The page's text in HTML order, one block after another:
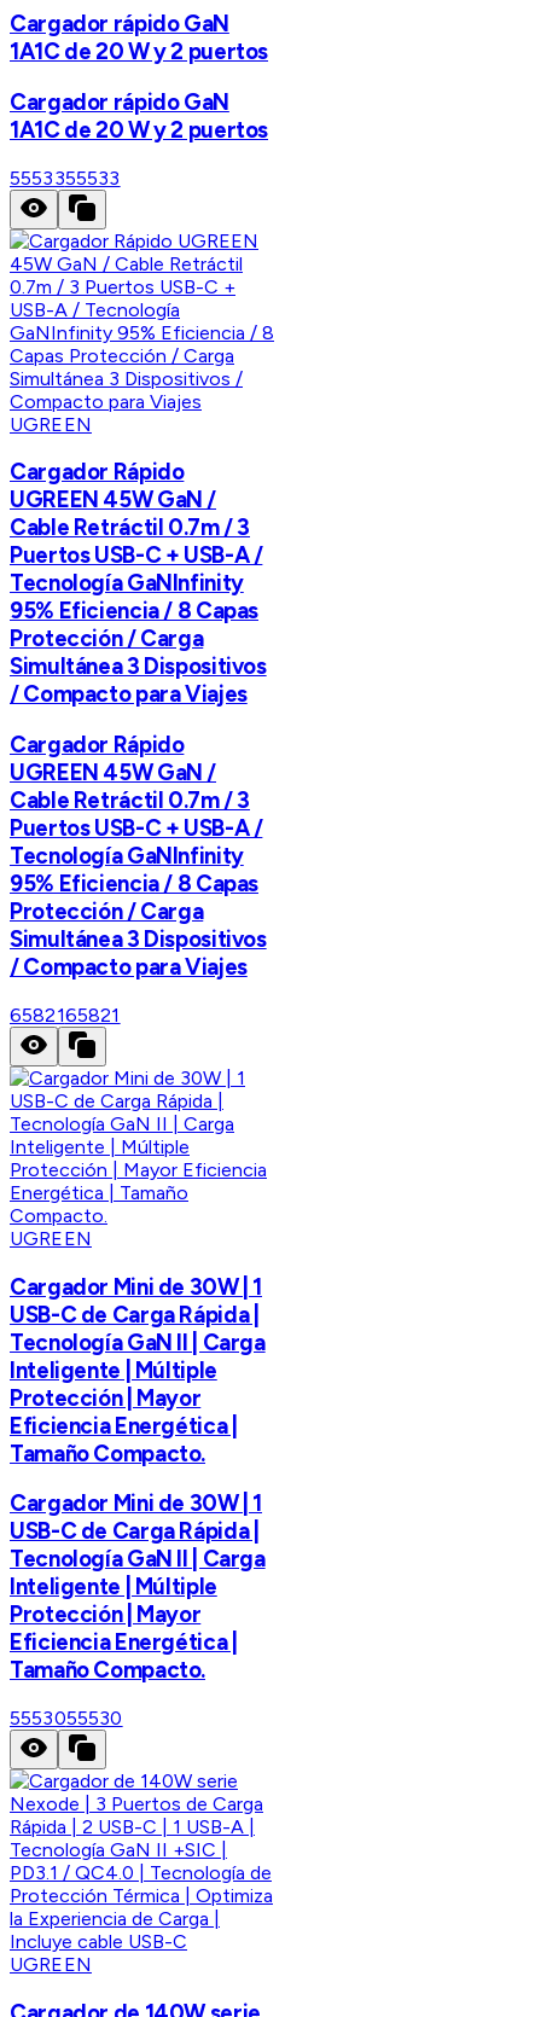
Cargador rápido GaN
1A1C de 20 W y 2 puertos
Cargador rápido GaN
1A1C de 20 W y 2 puertos
5553355533
UGREEN
Cargador Rápido
UGREEN 45W GaN /
Cable Retráctil 0.7m / 3
Puertos USB-C + USB-A /
Tecnología GaNInfinity
95% Eficiencia / 8 Capas
Protección / Carga
Simultánea 3 Dispositivos
/ Compacto para Viajes
Cargador Rápido
UGREEN 45W GaN /
Cable Retráctil 0.7m / 3
Puertos USB-C + USB-A /
Tecnología GaNInfinity
95% Eficiencia / 8 Capas
Protección / Carga
Simultánea 3 Dispositivos
/ Compacto para Viajes
6582165821
UGREEN
Cargador Mini de 30W | 1
USB-C de Carga Rápida |
Tecnología GaN II | Carga
Inteligente | Múltiple
Protección | Mayor
Eficiencia Energética |
Tamaño Compacto.
Cargador Mini de 30W | 1
USB-C de Carga Rápida |
Tecnología GaN II | Carga
Inteligente | Múltiple
Protección | Mayor
Eficiencia Energética |
Tamaño Compacto.
5553055530
UGREEN